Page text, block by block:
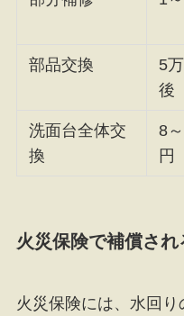
部品交換
5
後
洗面台全体交
換
8
円
火災保険で補償さ
火災保険には、水回